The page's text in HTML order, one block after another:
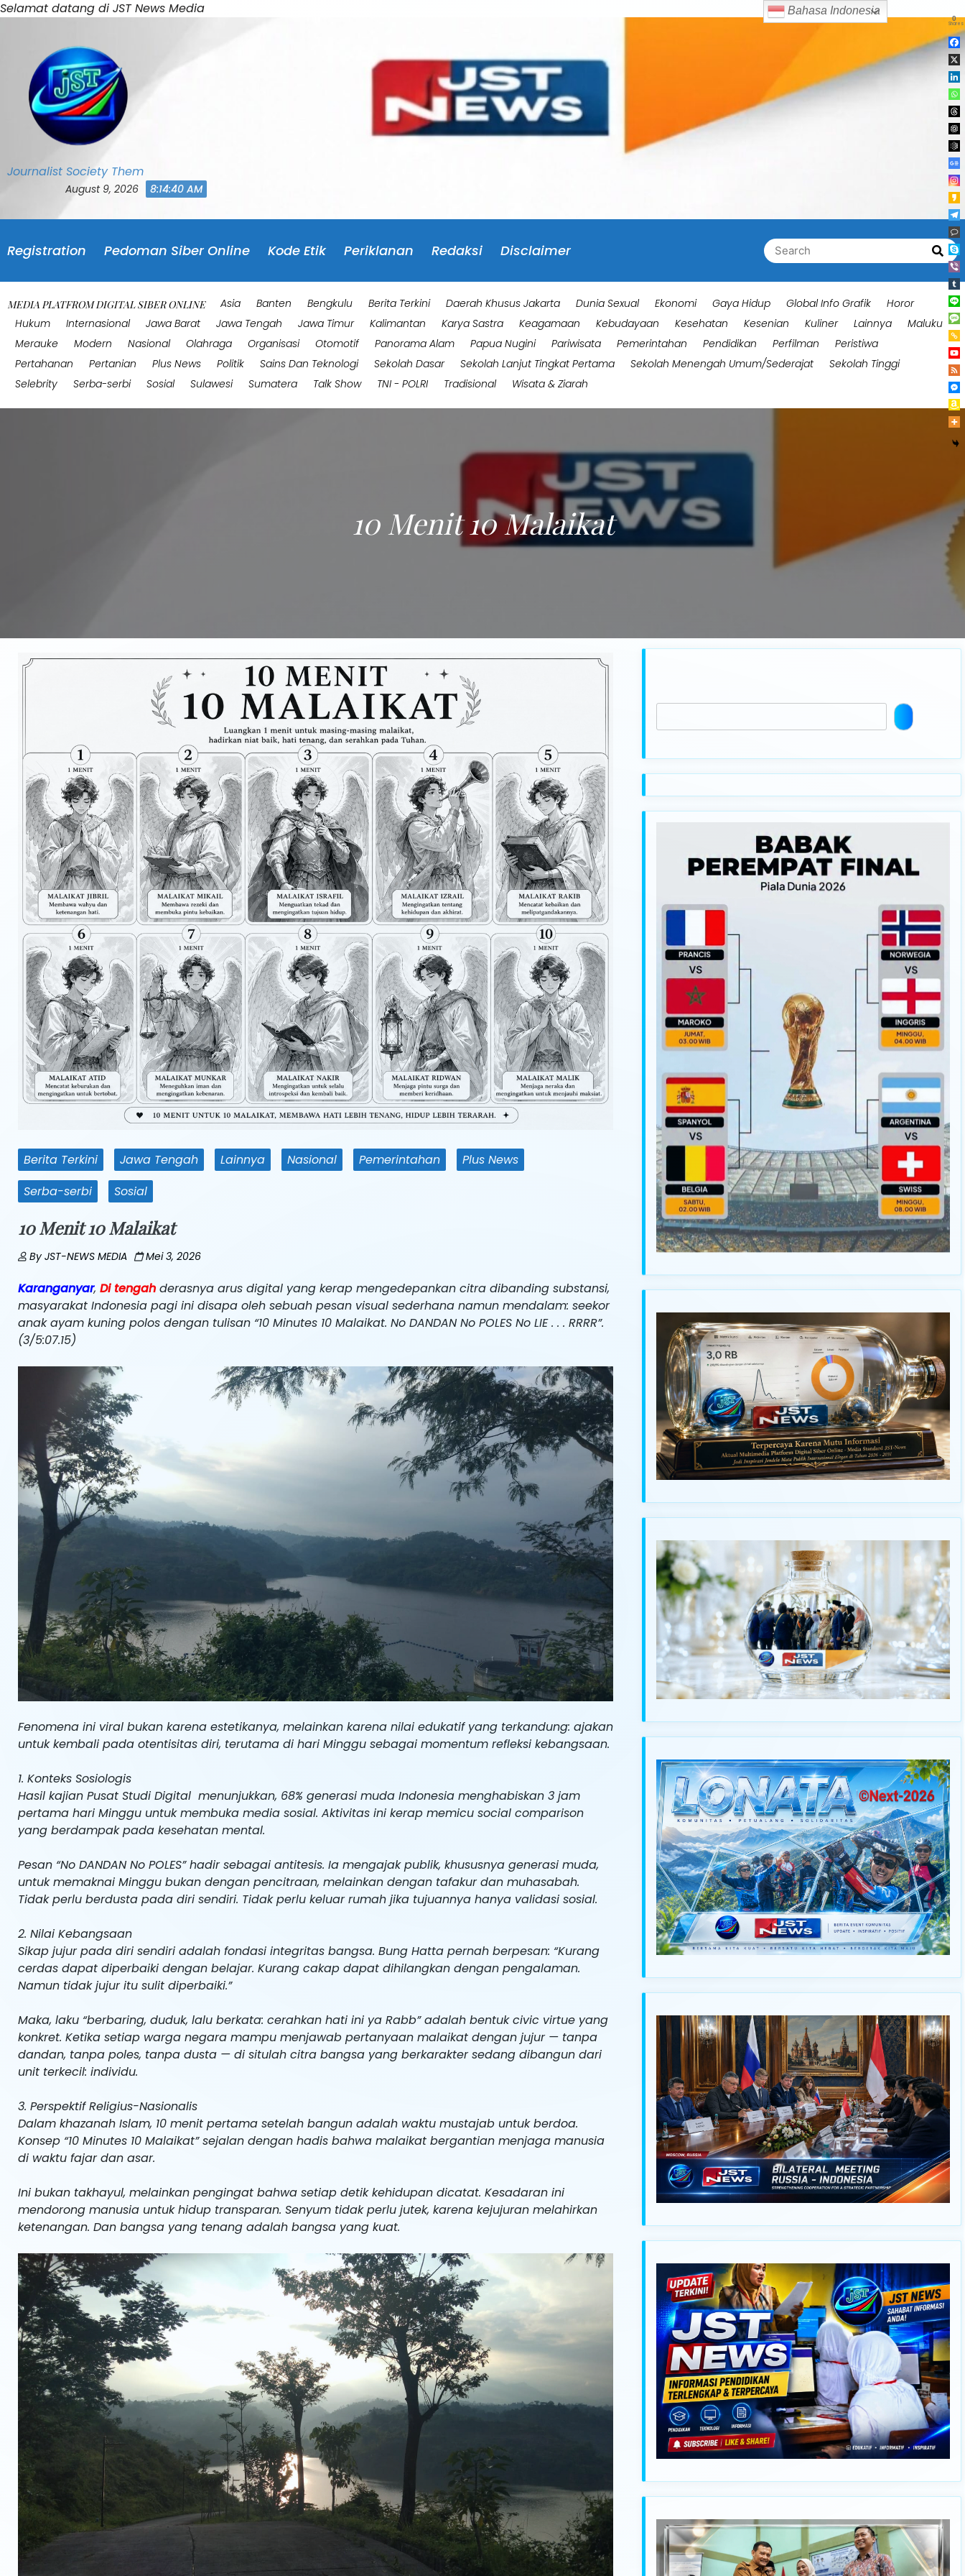
Selamat datang di JST News MediaSkip
Journalist Society Them
August 9, 2026 8:14:44 AM
Registration Pedoman Siber Online Kode Etik Periklanan Redaksi Disclaimer
Search
for:
MEDIA PLATFROM DIGITAL SIBER ONLINE Asia Banten Bengkulu Berita Terkini Daerah Khusus Jakarta Dunia Sexual Ekonomi Gaya Hidup Global Info Grafik
Horor
Hukum
Internasional Jawa Barat Jawa Tengah Jawa Timur Kalimantan Karya Sastra Keagamaan Kebudayaan Kesehatan Kesenian Kuliner Lainnya
Maluku
Merauke
Modern Nasional Olahraga Organisasi Otomotif Panorama Alam Papua Nugini Pariwisata Pemerintahan Pendidikan Perfilman
Peristiwa
Pertahanan
Pertanian Plus News Politik Sains Dan Teknologi Sekolah Dasar Sekolah Lanjut Tingkat Pertama Sekolah Menengah Umum/Sederajat
Sekolah Tinggi
Selebrity
Serba-serbi Sosial Sulawesi Sumatera Talk Show TNI - POLRI Tradisional Wisata & Ziarah
10 Menit 10 Malaikat
Berita Terkini Jawa Tengah Lainnya Nasional Pemerintahan
Plus News
Serba-serbi
Sosial
10 Menit 10 Malaikat
ByJST-NEWS MEDIA Mei 3, 2026
Karanganyar, Di tengah derasnya arus digital yang kerap mengedepankan citra dibanding substansi,
masyarakat Indonesia pagi ini disapa oleh sebuah pesan visual sederhana namun mendalam: seekor
anak ayam kuning polos dengan tulisan “10 Minutes 10 Malaikat. No DANDAN No POLES No LIE . . . RRRR”.
(3/5:07.15)
Fenomena ini viral bukan karena estetikanya, melainkan karena nilai edukatif yang terkandung: ajakan
untuk kembali pada otentisitas diri, terutama di hari Minggu sebagai momentum refleksi kebangsaan.
1. Konteks Sosiologis
Hasil kajian Pusat Studi Digital menunjukkan, 68% generasi muda Indonesia menghabiskan 3 jam
pertama hari Minggu untuk membuka media sosial. Aktivitas ini kerap memicu social comparison
yang berdampak pada kesehatan mental.
Pesan “No DANDAN No POLES” hadir sebagai antitesis. Ia mengajak publik, khususnya generasi muda,
untuk memaknai Minggu bukan dengan pencitraan, melainkan dengan tafakur dan muhasabah.
Tidak perlu berdusta pada diri sendiri. Tidak perlu keluar rumah jika tujuannya hanya validasi sosial.
2. Nilai Kebangsaan
Sikap jujur pada diri sendiri adalah fondasi integritas bangsa. Bung Hatta pernah berpesan: “Kurang
cerdas dapat diperbaiki dengan belajar. Kurang cakap dapat dihilangkan dengan pengalaman.
Namun tidak jujur itu sulit diperbaiki.”
Maka, laku “berbaring, duduk, lalu berkata: cerahkan hati ini ya Rabb” adalah bentuk civic virtue yang
konkret. Ketika setiap warga negara mampu menjawab pertanyaan malaikat dengan jujur — tanpa
dandan, tanpa poles, tanpa dusta — di situlah citra bangsa yang berkarakter sedang dibangun dari
unit terkecil: individu.
3. Perspektif Religius-Nasionalis
Dalam khazanah Islam, 10 menit pertama setelah bangun adalah waktu mustajab untuk berdoa.
Konsep “10 Minutes 10 Malaikat” sejalan dengan hadis bahwa malaikat bergantian menjaga manusia
di waktu fajar dan asar.
Ini bukan takhayul, melainkan pengingat bahwa setiap detik kehidupan dicatat. Kesadaran ini
mendorong manusia untuk hidup transparan. Senyum tidak perlu jutek, karena kejujuran melahirkan
ketenangan. Dan bangsa yang tenang adalah bangsa yang kuat.
0
Shares
Bahasa Indonesia